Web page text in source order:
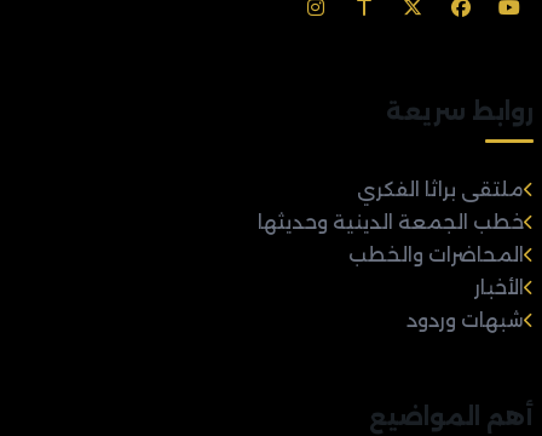
روابط سريعة
ملتقى براثا الفكري
خطب الجمعة الدينية وحديثها
المحاضرات والخطب
الأخبار
شبهات وردود
أهم المواضيع